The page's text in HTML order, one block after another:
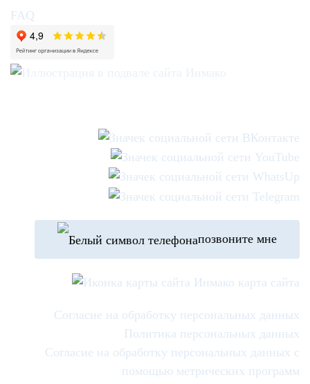
FAQ
позвоните мне
карта сайта
Согласие на обработку персональных данных
Политика персональных данных
Согласие на обработку персональных данных с
помощью метрических программ